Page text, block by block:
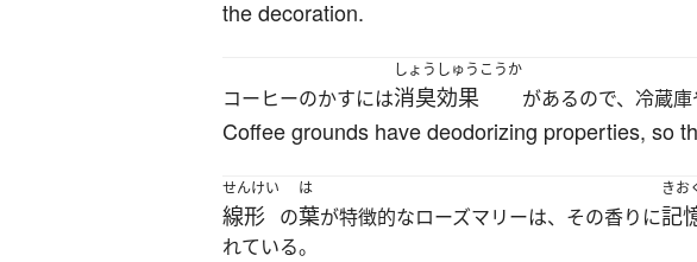
the decoration.
コーヒーのかすには
しょうしゅうこうか
消臭効果 があるので、冷蔵庫
Coffee grounds have deodorizing properties, so
せんけい
線形 の
は
葉が特徴的なローズマリーは、その香りに
きお
記
れている。